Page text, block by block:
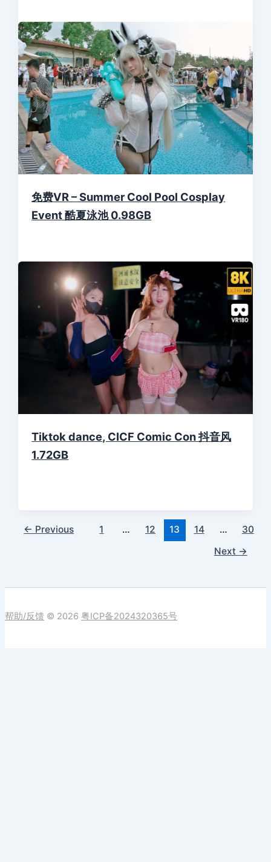
免费VR – Summer Cool Pool Cosplay
Event 酷夏泳池 0.98GB
Tiktok dance, CICF Comic Con 抖音风
1.72GB
← Previous 1 … 12 13 14 …
30
Next →
帮助/反馈 © 2026 粤ICP备2024320365号